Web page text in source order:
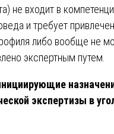
не входит в
и требует
либо вообще не
экспертным путем.
экспертизы в